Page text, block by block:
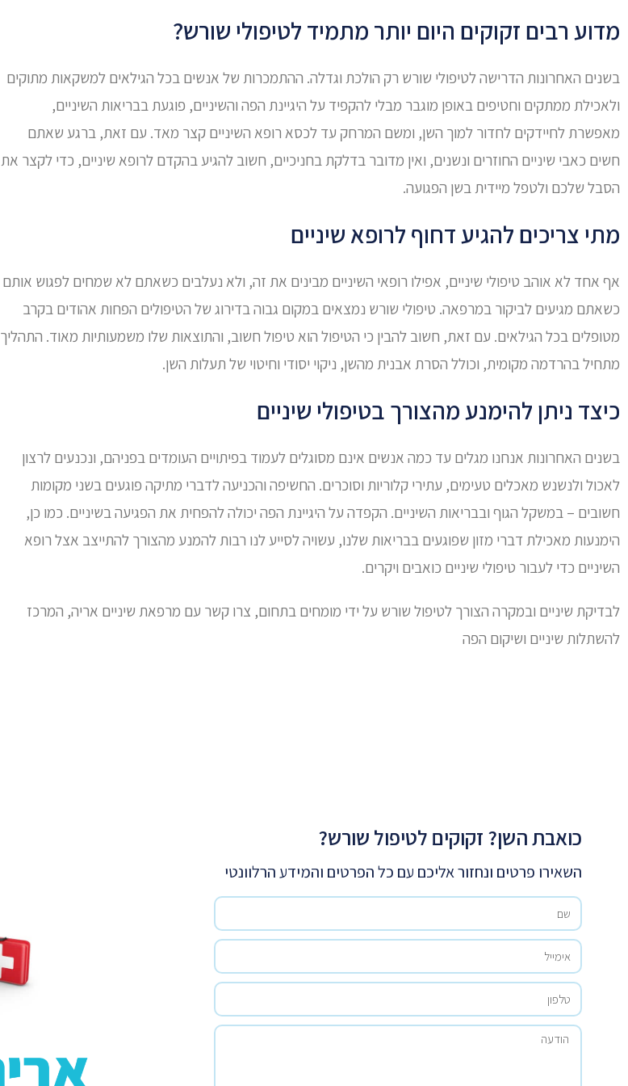
מדוע רבים זקוקים היום יותר מתמיד לטיפולי שורש?
בשנים האחרונות הדרישה לטיפולי שורש רק הולכת וגדלה. ההתמכרות של אנשים בכל הגילאים למשקאות מתוקים
ולאכילת ממתקים וחטיפים באופן מוגבר מבלי להקפיד על היגיינת הפה והשיניים, פוגעת בבריאות השיניים,
מאפשרת לחיידקים לחדור למוך השן, ומשם המרחק עד לכסא רופא השיניים קצר מאד. עם זאת, ברגע שאתם
חשים כאבי שיניים החוזרים ונשנים, ואין מדובר בדלקת בחניכיים, חשוב להגיע בהקדם לרופא שיניים, כדי לקצר את
הסבל שלכם ולטפל מיידית בשן הפגועה.
מתי צריכים להגיע דחוף לרופא שיניים
אף אחד לא אוהב טיפולי שיניים, אפילו רופאי השיניים מבינים את זה, ולא נעלבים כשאתם לא שמחים לפגוש אותם
כשאתם מגיעים לביקור במרפאה. טיפולי שורש נמצאים במקום גבוה בדירוג של הטיפולים הפחות אהודים בקרב
מטופלים בכל הגילאים. עם זאת, חשוב להבין כי הטיפול הוא טיפול חשוב, והתוצאות שלו משמעותיות מאוד. התהליך
מתחיל בהרדמה מקומית, וכולל הסרת אבנית מהשן, ניקוי יסודי וחיטוי של תעלות השן.
כיצד ניתן להימנע מהצורך בטיפולי שיניים
בשנים האחרונות אנחנו מגלים עד כמה אנשים אינם מסוגלים לעמוד בפיתויים העומדים בפניהם, ונכנעים לרצון
לאכול ולנשנש מאכלים טעימים, עתירי קלוריות וסוכרים. החשיפה והכניעה לדברי מתיקה פוגעים בשני מקומות
חשובים – במשקל הגוף ובבריאות השיניים. הקפדה על היגיינת הפה יכולה להפחית את הפגיעה בשיניים. כמו כן,
הימנעות מאכילת דברי מזון שפוגעים בבריאות שלנו, עשויה לסייע לנו רבות להמנע מהצורך להתייצב אצל רופא
השיניים כדי לעבור טיפולי שיניים כואבים ויקרים.
לבדיקת שיניים ובמקרה הצורך לטיפול שורש על ידי מומחים בתחום, צרו קשר עם מרפאת שיניים אריה, המרכז
להשתלות שיניים ושיקום הפה
כואבת השן? זקוקים לטיפול שורש?
השאירו פרטים ונחזור אליכם עם כל הפרטים והמידע הרלוונטי